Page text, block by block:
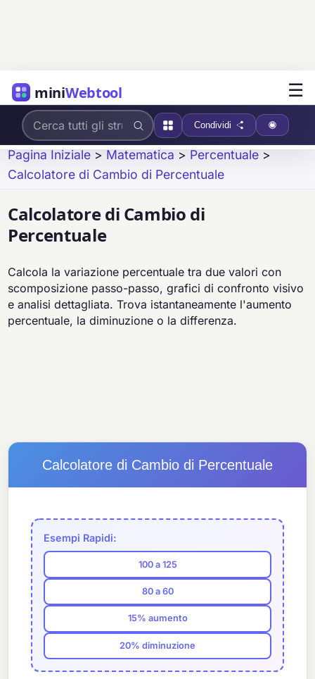
miniWebtool ☰
Condividi
Pagina Iniziale > Matematica > Percentuale >
Calcolatore di Cambio di Percentuale
Calcolatore di Cambio di
Percentuale
Calcola la variazione percentuale tra due valori con
scomposizione passo-passo, grafici di confronto visivo
e analisi dettagliata. Trova istantaneamente l'aumento
percentuale, la diminuzione o la differenza.
Calcolatore di Cambio di Percentuale
Esempi Rapidi:
100 a 125
80 a 60
15% aumento
20% diminuzione